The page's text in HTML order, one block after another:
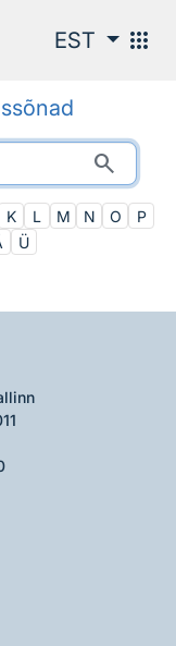
EST apps
search
K L M N O
P
Ü